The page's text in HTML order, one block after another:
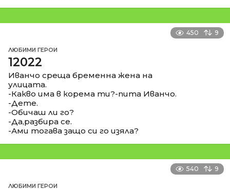
450 9
ЛЮБИМИ ГЕРОИ
12022
Иванчо среща бременна жена на
улицата.
-Какво има в корема ти?-пита Иванчо.
-Дете.
-Обичаш ли го?
-Да,разбира се.
-Ами тогава защо си го изяла?
540 9
ЛЮБИМИ ГЕРОИ